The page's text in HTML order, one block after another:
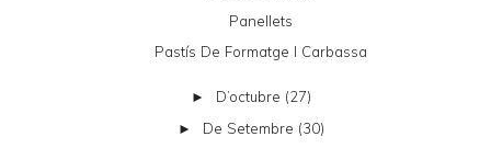
Panellets
Pastís De Formatge I Carbassa
► D’octubre (27)
► De Setembre (30)